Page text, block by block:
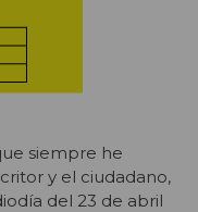
siempre he
y el ciudadano,
del 23 de abril